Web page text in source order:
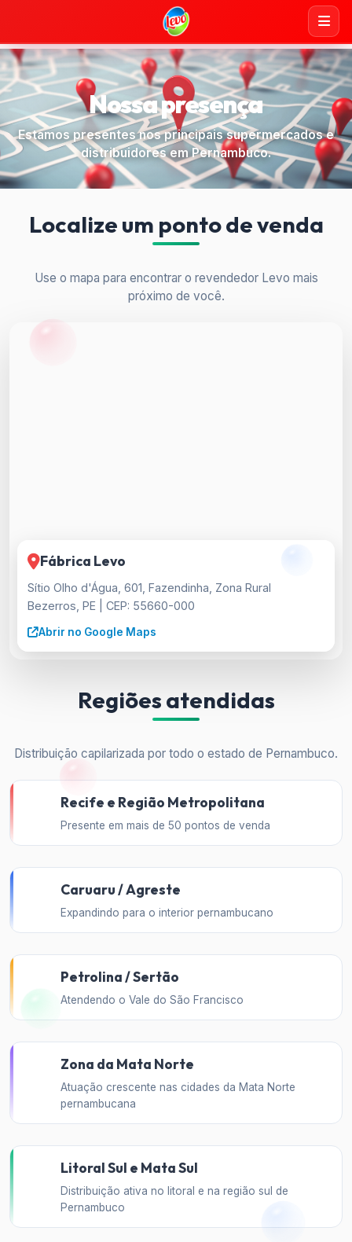
Nossa presença
Estamos presentes nos principais supermercados e
distribuidores em Pernambuco.
Localize um ponto de venda
Use o mapa para encontrar o revendedor Levo mais
próximo de você.
Fábrica Levo
Sítio Olho d'Água, 601, Fazendinha, Zona Rural
Bezerros, PE | CEP: 55660-000
Abrir no Google Maps
Regiões atendidas
Distribuição capilarizada por todo o estado de Pernambuco.
Recife e Região Metropolitana
Presente em mais de 50 pontos de venda
Caruaru / Agreste
Expandindo para o interior pernambucano
Petrolina / Sertão
Atendendo o Vale do São Francisco
Zona da Mata Norte
Atuação crescente nas cidades da Mata Norte
pernambucana
Litoral Sul e Mata Sul
Distribuição ativa no litoral e na região sul de
Pernambuco